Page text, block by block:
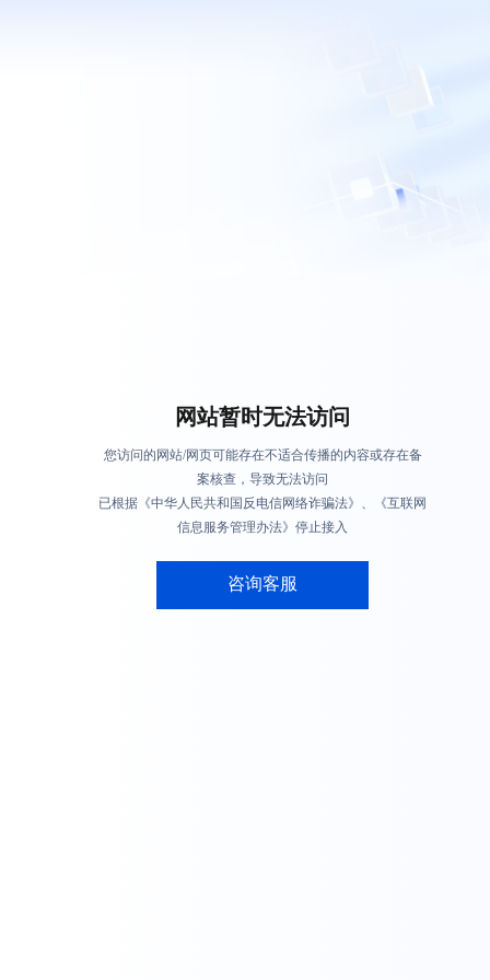
网站暂时无法访问
您访问的网站/网页可能存在不适合传播的内容或存在备
案核查，导致无法访问
已根据《中华人民共和国反电信网络诈骗法》、《互联网
信息服务管理办法》停止接入
咨询客服